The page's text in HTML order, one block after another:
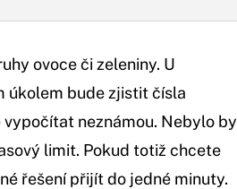
ovoce či zeleniny. U
úkolem bude zjistit čísla
neznámou. Nebylo by
limit. Pokud totiž chcete
řešení přijít do jedné minuty.